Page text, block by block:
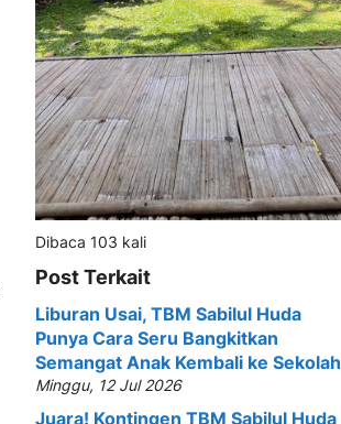
Dibaca 103 kali
Post Terkait
Liburan Usai, TBM Sabilul Huda
Punya Cara Seru Bangkitkan
Semangat Anak Kembali ke Sekolah
Minggu, 12 Jul 2026
Juara! Kontingen TBM Sabilul Huda